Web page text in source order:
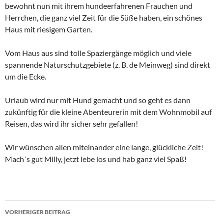
bewohnt nun mit ihrem hundeerfahrenen Frauchen und
Herrchen, die ganz viel Zeit für die Süße haben, ein schönes
Haus mit riesigem Garten.
Vom Haus aus sind tolle Spaziergänge möglich und viele
spannende Naturschutzgebiete (z. B. de Meinweg) sind direkt
um die Ecke.
Urlaub wird nur mit Hund gemacht und so geht es dann
zukünftig für die kleine Abenteurerin mit dem Wohnmobil auf
Reisen, das wird ihr sicher sehr gefallen!
Wir wünschen allen miteinander eine lange, glückliche Zeit!
Mach´s gut Milly, jetzt lebe los und hab ganz viel Spaß!
Beitragsnavigation
VORHERIGER BEITRAG